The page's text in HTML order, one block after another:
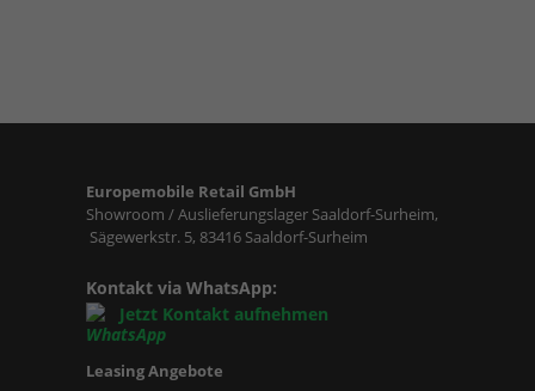
Europemobile Retail GmbH
Showroom / Auslieferungslager Saaldorf-Surheim,
Sägewerkstr. 5, 83416 Saaldorf-Surheim
Kontakt via WhatsApp:
Jetzt Kontakt aufnehmen
Leasing Angebote